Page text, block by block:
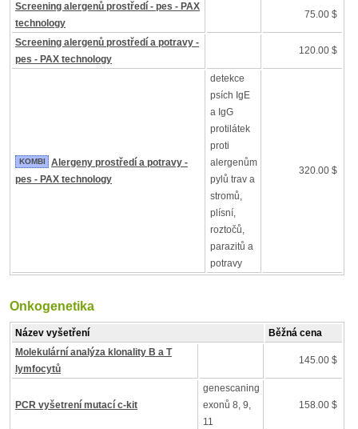
Screening alergenů prostředí - pes - PAX
technology
75.00 $
Screening alergenů prostředí a potravy -
pes - PAX technology
120.00 $
KOMBI
Alergeny prostředí a potravy -
pes - PAX technology
detekce
psích IgE
a IgG
protilátek
proti
alergenům
pylů trav a
stromů,
plísní,
roztočů,
parazitů a
potravy
320.00 $
Onkogenetika
Název vyšetření
Běžná cena
Molekulární analýza klonality B a T
lymfocytů
145.00 $
PCR vyšetrení mutací c-kit
genescaning
exonů 8, 9,
11
158.00 $